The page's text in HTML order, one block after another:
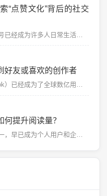
“点赞文化”背后的社交
在如今的社交媒体时代，微信视频号已经成为许多人日常生活中的重要组成部分。每当打开微信视频号，无论是朋...
好友或喜欢的创作者
在如今的短视频时代，抖音（TikTok）已经成为了全球数亿用户的娱乐首选。无论是短视频创作、分享日常...
提升阅读量？
微博作为中国最流行的社交媒体之一，早已成为个人用户和企业品牌展示自我的重要平台。很多用户在使用微博时...